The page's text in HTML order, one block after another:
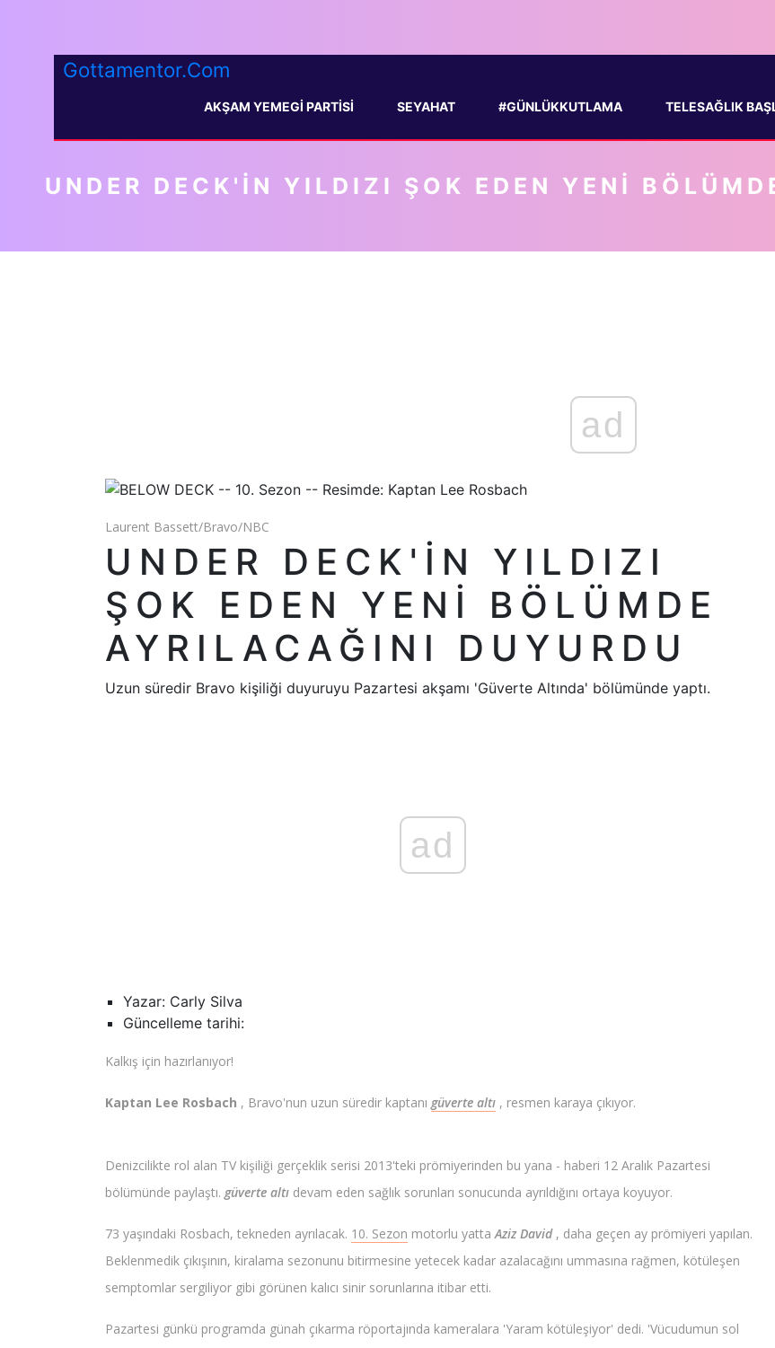
Gottamentor.Com
AKŞAM YEMEGI PARTISI SEYAHAT #GÜNLÜKKUTLAMA TELESAĞLIK
UNDER DECK'IN YILDIZI ŞOK EDEN YENI
ad
Laurent Bassett/Bravo/NBC
UNDER DECK'IN YILDIZI
ŞOK EDEN YENI BÖLÜMDE
AYRILACAĞINI DUYURDU
Uzun süredir Bravo kişiliği duyuruyu Pazartesi akşamı 'Güverte Altında' bölümünde yaptı.
ad
Yazar: Carly Silva
Güncelleme tarihi:
Kalkış için hazırlanıyor!
Kaptan Lee Rosbach , Bravo'nun uzun süredir kaptanı güverte altı , resmen karaya çıkıyor.
Denizcilikte rol alan TV kişiliği gerçeklik serisi 2013'teki prömiyerinden bu yana - haberi 12 Aralık Pazartesi
bölümünde paylaştı. güverte altı devam eden sağlık sorunları sonucunda ayrıldığını ortaya koyuyor.
73 yaşındaki Rosbach, tekneden ayrılacak. 10. Sezon motorlu yattaAziz David, daha geçen ay prömiyeri yapılan.
Beklenmedik çıkışının, kiralama sezonunu bitirmesine yetecek kadar azalacağını ummasına rağmen, kötüleşen
semptomlar sergiliyor gibi görünen kalıcı sinir sorunlarına itibar etti.
Pazartesi günkü programda günah çıkarma röportajında ​​​​kameralara 'Yaram kötüleşiyor' dedi. 'Vücudumun sol